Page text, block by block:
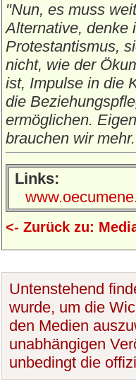
"Nun, es muss
Alternative, denke
Protestantismus,
nicht, wie der
ist, Impulse in die
die
ermöglichen.
brauchen wir
Links:
<- Zurück zu:
Untenstehend
wurde, um die
den Medien
unabhängigen
unbedingt die